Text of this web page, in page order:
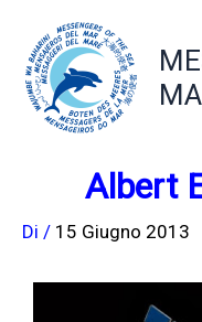
contenuto
Albert
Di / 15 Giugno 2013